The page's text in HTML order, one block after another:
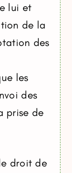
lui et
de la
des
les
des
prise de
droit de